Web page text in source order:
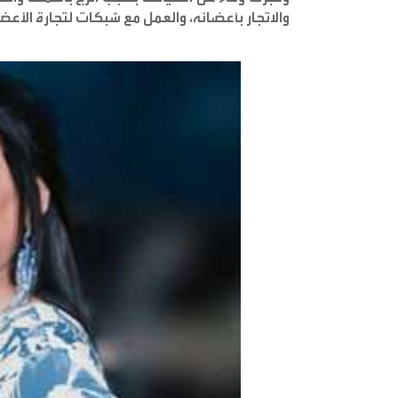
والاتجار بأعضائه، والعمل مع شبكات لتجارة